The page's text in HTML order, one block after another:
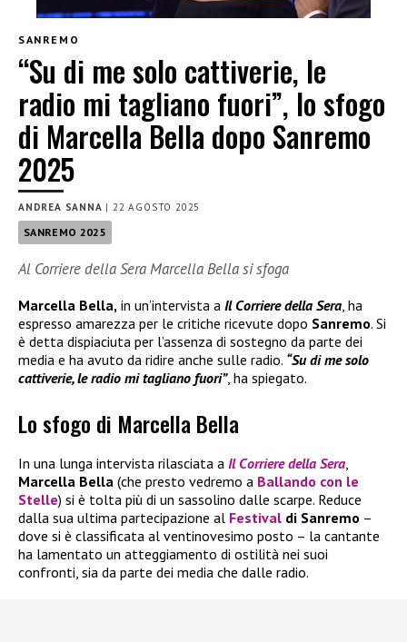
SANREMO
“Su di me solo cattiverie, le
radio mi tagliano fuori”, lo sfogo
di Marcella Bella dopo Sanremo
2025
ANDREA SANNA |22 AGOSTO 2025
SANREMO 2025
Al Corriere della Sera Marcella Bella si sfoga
Marcella Bella, in un’intervista a Il Corriere della Sera , ha
espresso amarezza per le critiche ricevute dopo Sanremo. Si
è detta dispiaciuta per l’assenza di sostegno da parte dei
media e ha avuto da ridire anche sulle radio. “Su di me solo
cattiverie, le radio mi tagliano fuori”, ha spiegato.
Lo sfogo di Marcella Bella
In una lunga intervista rilasciata a Il Corriere della Sera,
Marcella Bella (che presto vedremo a Ballando con le
Stelle) si è tolta più di un sassolino dalle scarpe. Reduce
dalla sua ultima partecipazione al Festival di Sanremo –
dove si è classificata al ventinovesimo posto – la cantante
ha lamentato un atteggiamento di ostilità nei suoi
confronti, sia da parte dei media che dalle radio.